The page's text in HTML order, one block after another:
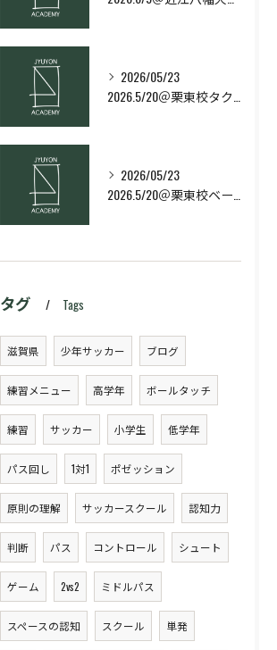
2026/05/23
2026/05/23
タグ Tags
滋賀県 少年サッカー ブログ
練習メニュー 高学年 ボールタッチ
練習 サッカー 小学生 低学年
パス回し 1対1 ポゼッション
原則の理解 サッカースクール 認知力
判断 パス コントロール シュート
ゲーム 2vs2 ミドルパス
スペースの認知 スクール 単発